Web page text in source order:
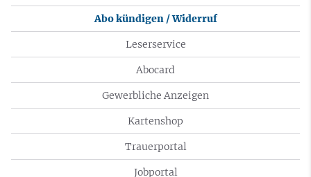
Abo kündigen / Widerruf
Leserservice
Abocard
Gewerbliche Anzeigen
Kartenshop
Trauerportal
Jobportal